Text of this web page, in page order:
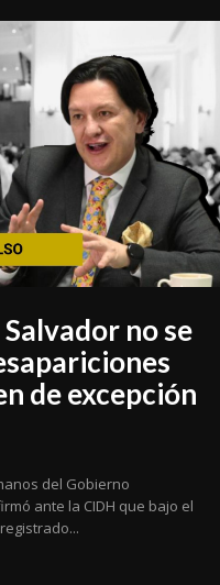
no se
de excepción
del Gobierno
ante la CIDH que bajo el